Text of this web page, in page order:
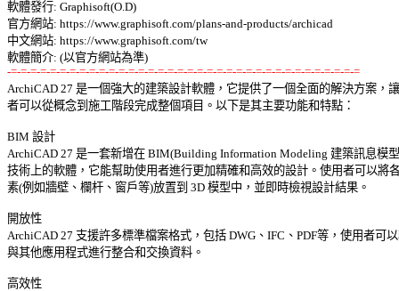
軟體發行: Graphisoft(O.D)
官方網站: https://www.graphisoft.com/plans-and-products/archicad
中文網站: https://www.graphisoft.com/tw
-=-=-=-=-=-=-=-=-=-=-=-=-=-=-=-=-=-=-=-=-=-=-=-=-=-=-=-=-=-=-=-=-=-=-=-=
ArchiCAD 27 是一個強大的建築設計軟體，它提供了一個全面的解決方案，
者可以從概念到施工階段完成整個項目。以下是其主要功能和特點：
BIM 設計
ArchiCAD 27 是一套新增在 BIM(Building Information Modeling 建築訊息模
技術上的軟體，它能幫助使用者進行更加精確和高效的設計。使用者可以將
素(例如牆壁、欄杆、窗戶等)放置到 3D 模型中，並即時檢視設計結果。
開放性
ArchiCAD 27 支援許多標準檔案格式，包括 DWG、IFC、PDF等，使用者可
與其他應用程式進行整合和交換資料。
高效性